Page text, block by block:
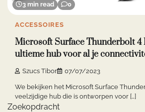
3 min read 0
ACCESSOIRES
Microsoft Surface Thunderbolt 4
ultieme hub voor al je
Szucs Tibor 07/07/2023
We bekijken het Microsoft Surface
veelzijdige hub die is ontworpen voor […]
Zoekopdracht